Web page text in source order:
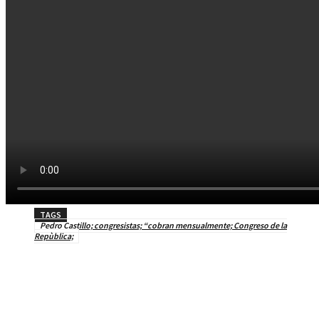
TAGS
Pedro Castillo; congresistas; “cobran mensualmente; Congreso de la
Repùblica;